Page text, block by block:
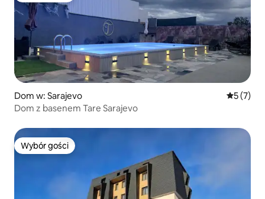
Dom w: Sarajevo Średnia
5 (7)
Dom z basenem Tare Sarajevo
Wybór gości
Wybór gości